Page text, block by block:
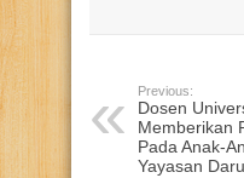
Previous:
Dosen
Memberikan
Pada Anak-
Yayasan